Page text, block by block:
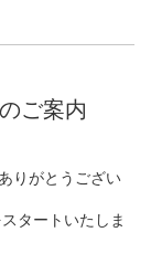
ご案内
りがとうござい
タートいたしま